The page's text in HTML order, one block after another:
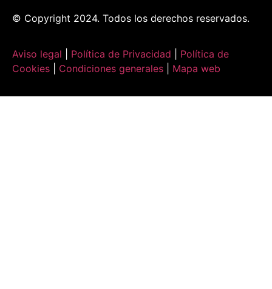
© Copyright 2024. Todos los derechos reservados.
Aviso legal Política de Privacidad
Política de
Cookies
Condiciones generales Mapa web